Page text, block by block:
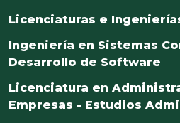
Licenciaturas e
Ingeniería en Sistemas
Desarrollo de Software
Licenciatura en
Empresas - Estudios